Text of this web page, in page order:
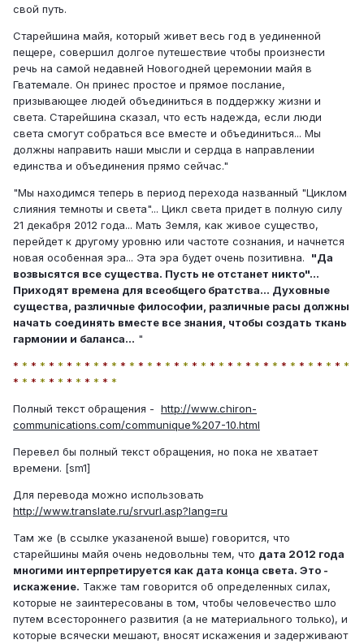
свой путь.
Старейшина майя, который живет весь год в уединенной
пещере, совершил долгое путешествие чтобы произнести
речь на самой недавней Новогодней церемонии майя в
Гватемале. Он принес простое и прямое послание,
призывающее людей объединиться в поддержку жизни и
света. Старейшина сказал, что есть надежда, если люди
света смогут собраться все вместе и объединиться... Мы
должны направить наши мысли и сердца в направлении
единства и объединения прямо сейчас."
"Мы находимся теперь в период перехода названный "Циклом
слияния темноты и света"... Цикл света придет в полную силу
21 декабря 2012 года... Мать Земля, как живое существо,
перейдет к другому уровню или частоте сознания, и начнется
новая особенная эра... Эта эра будет очень позитивна. "Да
возвысятся все существа. Пусть не отстанет никто"...
Приходят времена для всеобщего братства... Духовные
существа, различные философии, различные расы должны
начать соединять вместе все знания, чтобы создать ткань
гармонии и баланса... "
* * * * * * * * * * * * * * * * * * * * * * * * * * * * * * * * * * * * * *
* * * * * * * * * * * *
Полный текст обращения - http://www.chiron-
communications.com/communique%207-10.html
Перевел бы полный текст обращения, но пока не хватает
времени. [sm1]
Для перевода можно использовать
http://www.translate.ru/srvurl.asp?lang=ru
Там же (в ссылке указаненой выше) говорится, что
старейшины майя очень недовoльны тем, что дата 2012 года
многими интерпретируется как дата конца света. Это -
искажение. Также там говорится об определенных силах,
которые не заинтересованы в том, чтобы человечество шло
путем всестороннего развития (а не материального только), и
которые всячески мешают, вносят искажения и задерживают